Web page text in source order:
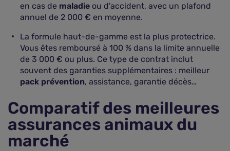
en cas de maladie ou d'accident, avec un plafond
annuel de 2 000 € en moyenne.
La formule haut-de-gamme est la plus protectrice.
Vous êtes remboursé à 100 % dans la limite annuelle
de 3 000 € ou plus. Ce type de contrat inclut
souvent des garanties supplémentaires : meilleur
pack prévention, assistance, garantie décès…
Comparatif des meilleures
assurances animaux du
marché